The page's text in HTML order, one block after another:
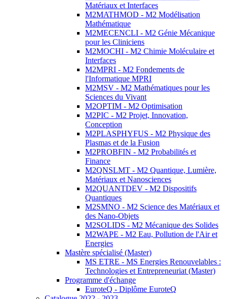
Matériaux et Interfaces
M2MATHMOD - M2 Modélisation
Mathématique
M2MECENCLI - M2 Génie Mécanique
pour les Cliniciens
M2MOCHI - M2 Chimie Moléculaire et
Interfaces
M2MPRI - M2 Fondements de
l'Informatique MPRI
M2MSV - M2 Mathématiques pour les
Sciences du Vivant
M2OPTIM - M2 Optimisation
M2PIC - M2 Projet, Innovation,
Conception
M2PLASPHYFUS - M2 Physique des
Plasmas et de la Fusion
M2PROBFIN - M2 Probabilités et
Finance
M2QNSLMT - M2 Quantique, Lumière,
Matériaux et Nanosciences
M2QUANTDEV - M2 Dispositifs
Quantiques
M2SMNO - M2 Science des Matériaux et
des Nano-Objets
M2SOLIDS - M2 Mécanique des Solides
M2WAPE - M2 Eau, Pollution de l'Air et
Energies
Mastère spécialisé (Master)
MS ETRE - MS Energies Renouvelables :
Technologies et Entrepreneuriat (Master)
Programme d'échange
EuroteQ - Diplôme EuroteQ